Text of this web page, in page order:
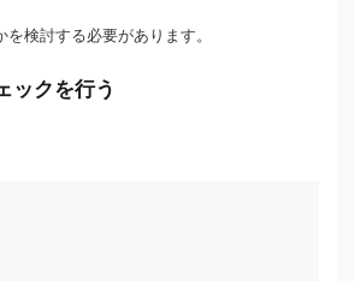
検討する必要があります。
ックを行う